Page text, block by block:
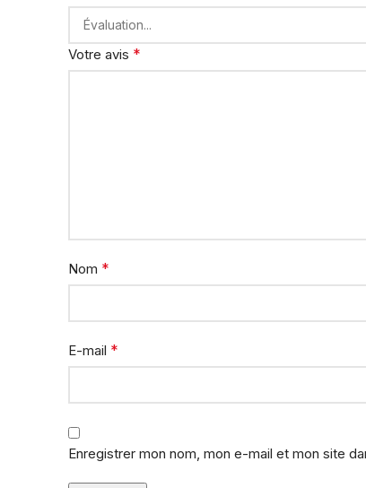
Votre avis *
Nom *
E-mail *
Enregistrer mon nom, mon e-mail et mon site